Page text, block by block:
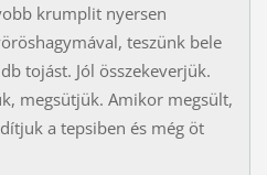
krumplit nyersen
teszünk bele
tojást. Jól összekeverjük.
megsütjük. Amikor megsült,
a tepsiben és még öt